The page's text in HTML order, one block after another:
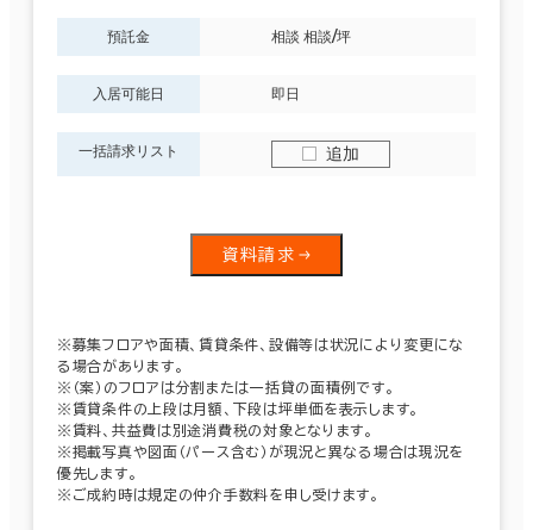
預託金 相談 相談/坪
入居可能日 即日
一括請求リスト 追加
資料請求
※募集フロアや面積、賃貸条件、設備等は状況により変更にな
る場合があります。
※（案）のフロアは分割または一括貸の面積例です。
※賃貸条件の上段は月額、下段は坪単価を表示します。
※賃料、共益費は別途消費税の対象となります。
※掲載写真や図面（パース含む）が現況と異なる場合は現況を
優先します。
※ご成約時は規定の仲介手数料を申し受けます。